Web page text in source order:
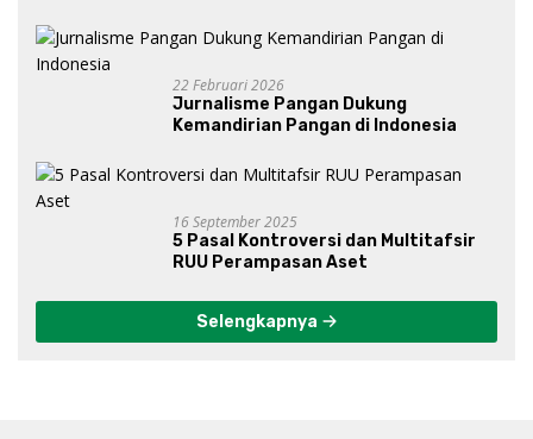
Gibran?
22 Februari 2026
Jurnalisme Pangan Dukung
Kemandirian Pangan di Indonesia
16 September 2025
5 Pasal Kontroversi dan Multitafsir
RUU Perampasan Aset
Selengkapnya